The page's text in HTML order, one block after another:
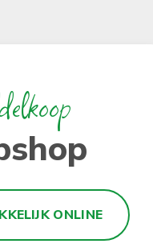
ONLINE